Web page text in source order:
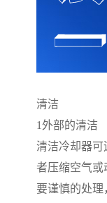
清洁
1外部的清洁
清洁冷却器
者压缩空气或
要谨慎的处